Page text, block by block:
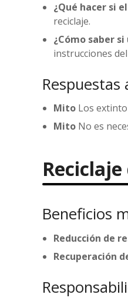
¿Qué hacer si
reciclaje.
¿Cómo saber
instrucciones
Mito Los
Mito No es
Beneficios
Reducción de
Recuperación